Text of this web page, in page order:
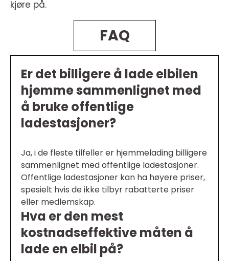
kjøre på.
FAQ
Er det billigere å lade elbilen
hjemme sammenlignet med
å bruke offentlige
ladestasjoner?
Ja, i de fleste tilfeller er hjemmelading billigere
sammenlignet med offentlige ladestasjoner.
Offentlige ladestasjoner kan ha høyere priser,
spesielt hvis de ikke tilbyr rabatterte priser
eller medlemskap.
Hva er den mest
kostnadseffektive måten å
lade en elbil på?